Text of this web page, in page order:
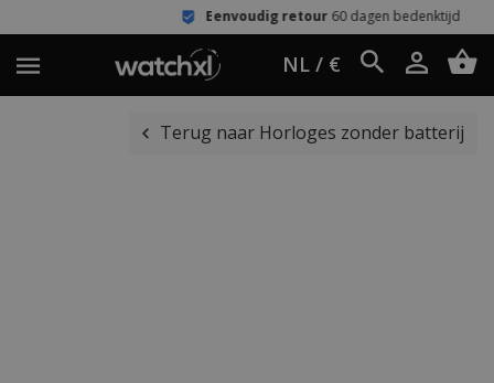
Eenvoudig retour60 dagen bedenktijd
NL / €
Terug naar Horloges zonder batterij